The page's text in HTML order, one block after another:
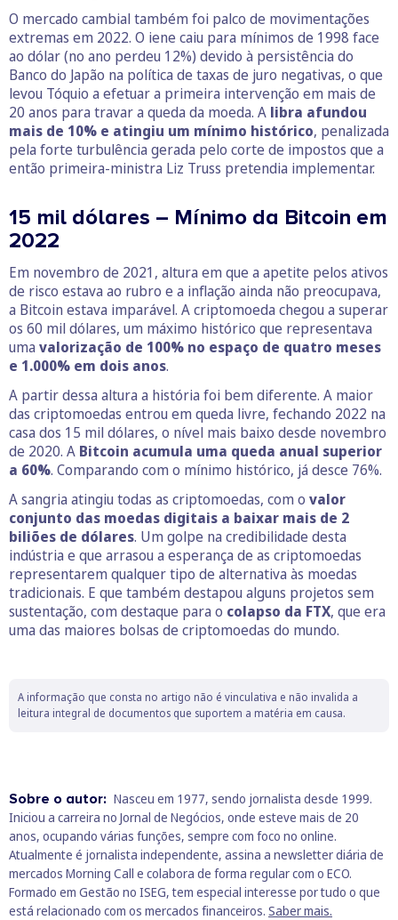
O mercado cambial também foi palco de movimentações
extremas em 2022. O iene caiu para mínimos de 1998 face
ao dólar (no ano perdeu 12%) devido à persistência do
Banco do Japão na política de taxas de juro negativas, o que
levou Tóquio a efetuar a primeira intervenção em mais de
20 anos para travar a queda da moeda. A libra afundou
mais de 10% e atingiu um mínimo histórico, penalizada
pela forte turbulência gerada pelo corte de impostos que a
então primeira-ministra Liz Truss pretendia implementar.
15 mil dólares – Mínimo da Bitcoin em
2022
Em novembro de 2021, altura em que a apetite pelos ativos
de risco estava ao rubro e a inflação ainda não preocupava,
a Bitcoin estava imparável. A criptomoeda chegou a superar
os 60 mil dólares, um máximo histórico que representava
uma valorização de 100% no espaço de quatro meses
e 1.000% em dois anos.
A partir dessa altura a história foi bem diferente. A maior
das criptomoedas entrou em queda livre, fechando 2022 na
casa dos 15 mil dólares, o nível mais baixo desde novembro
de 2020. A Bitcoin acumula uma queda anual superior
a 60%. Comparando com o mínimo histórico, já desce 76%.
A sangria atingiu todas as criptomoedas, com o valor
conjunto das moedas digitais a baixar mais de 2
biliões de dólares. Um golpe na credibilidade desta
indústria e que arrasou a esperança de as criptomoedas
representarem qualquer tipo de alternativa às moedas
tradicionais. E que também destapou alguns projetos sem
sustentação, com destaque para o colapso da FTX, que era
uma das maiores bolsas de criptomoedas do mundo.
A informação que consta no artigo não é vinculativa e não invalida a
leitura integral de documentos que suportem a matéria em causa.
Sobre o autor: Nasceu em 1977, sendo jornalista desde 1999.
Iniciou a carreira no Jornal de Negócios, onde esteve mais de 20
anos, ocupando várias funções, sempre com foco no online.
Atualmente é jornalista independente, assina a newsletter diária de
mercados Morning Call e colabora de forma regular com o ECO.
Formado em Gestão no ISEG, tem especial interesse por tudo o que
está relacionado com os mercados financeiros. Saber mais.